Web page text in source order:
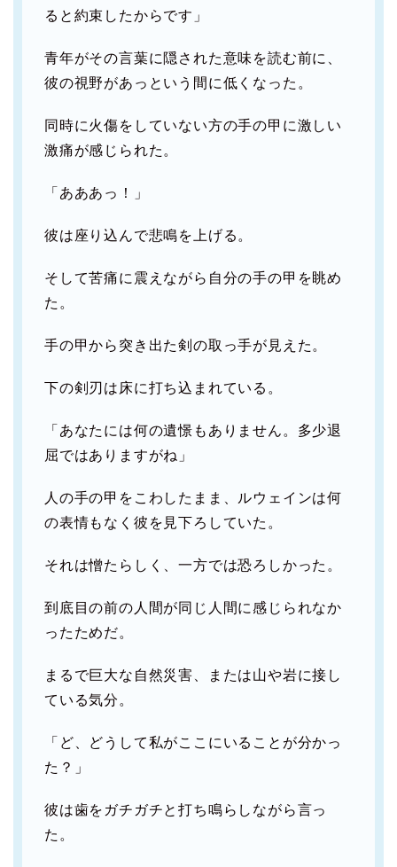
ると約束したからです」
青年がその言葉に隠された意味を読む前に、
彼の視野があっという間に低くなった。
同時に火傷をしていない方の手の甲に激しい
激痛が感じられた。
「あああっ！」
彼は座り込んで悲鳴を上げる。
そして苦痛に震えながら自分の手の甲を眺め
た。
手の甲から突き出た剣の取っ手が見えた。
下の剣刃は床に打ち込まれている。
「あなたには何の遺憬もありません。多少退
屈ではありますがね」
人の手の甲をこわしたまま、ルウェインは何
の表情もなく彼を見下ろしていた。
それは憎たらしく、一方では恐ろしかった。
到底目の前の人間が同じ人間に感じられなか
ったためだ。
まるで巨大な自然災害、または山や岩に接し
ている気分。
「ど、どうして私がここにいることが分かっ
た？」
彼は歯をガチガチと打ち鳴らしながら言っ
た。